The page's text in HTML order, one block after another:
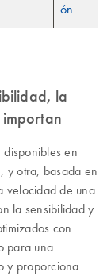
ón
la
disponibles en
y otra, basada en
velocidad de una
la sensibilidad y
con
para una
y proporciona